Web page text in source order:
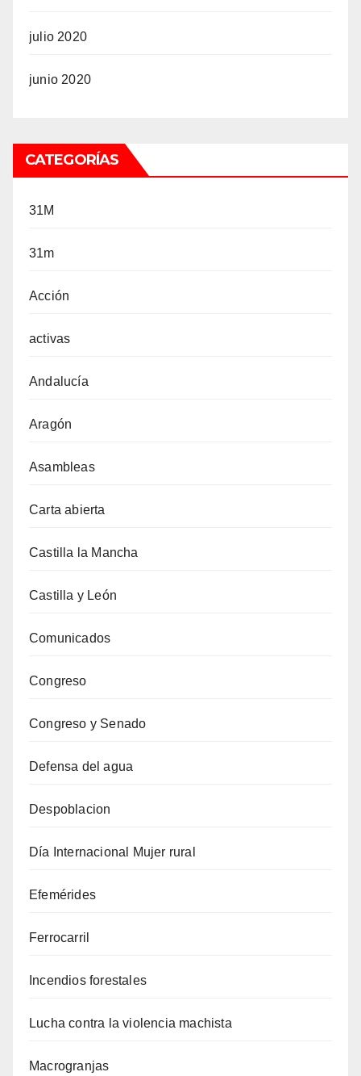
julio 2020
junio 2020
CATEGORÍAS
31M
31m
Acción
activas
Andalucía
Aragón
Asambleas
Carta abierta
Castilla la Mancha
Castilla y León
Comunicados
Congreso
Congreso y Senado
Defensa del agua
Despoblacion
Día Internacional Mujer rural
Efemérides
Ferrocarril
Incendios forestales
Lucha contra la violencia machista
Macrogranjas